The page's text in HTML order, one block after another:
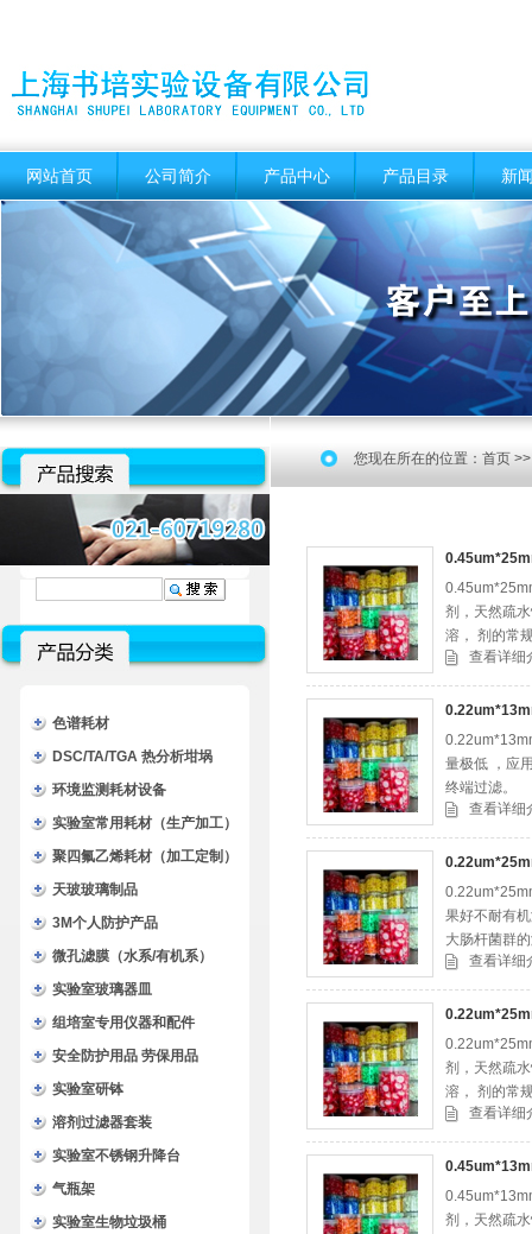
网站首页 公司简介 产品中心 产品目录 新
色谱耗材
DSC/TA/TGA 热分析坩埚
环境监测耗材设备
实验室常用耗材（生产加工）
聚四氟乙烯耗材（加工定制）
天玻玻璃制品
3M个人防护产品
微孔滤膜（水系/有机系）
实验室玻璃器皿
组培室专用仪器和配件
安全防护用品 劳保用品
实验室研钵
溶剂过滤器套装
实验室不锈钢升降台
气瓶架
实验室生物垃圾桶
您现在所在的位置： 首页
剂，天然疏
溶， 剂的常
查看详细
量极低 ，应
终端过滤。
查看详细
果好不耐有
大肠杆菌群
查看详细
剂，天然疏
溶， 剂的常
查看详细
剂，天然疏